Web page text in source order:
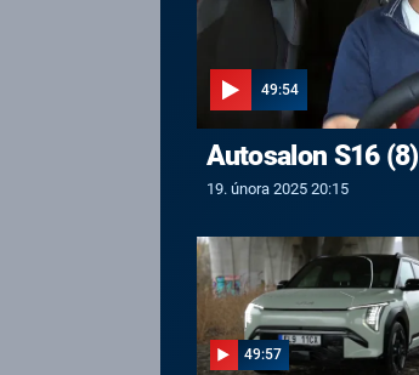
49:54
Autosalon S16 (8)
19. února 2025 20:15
49:57